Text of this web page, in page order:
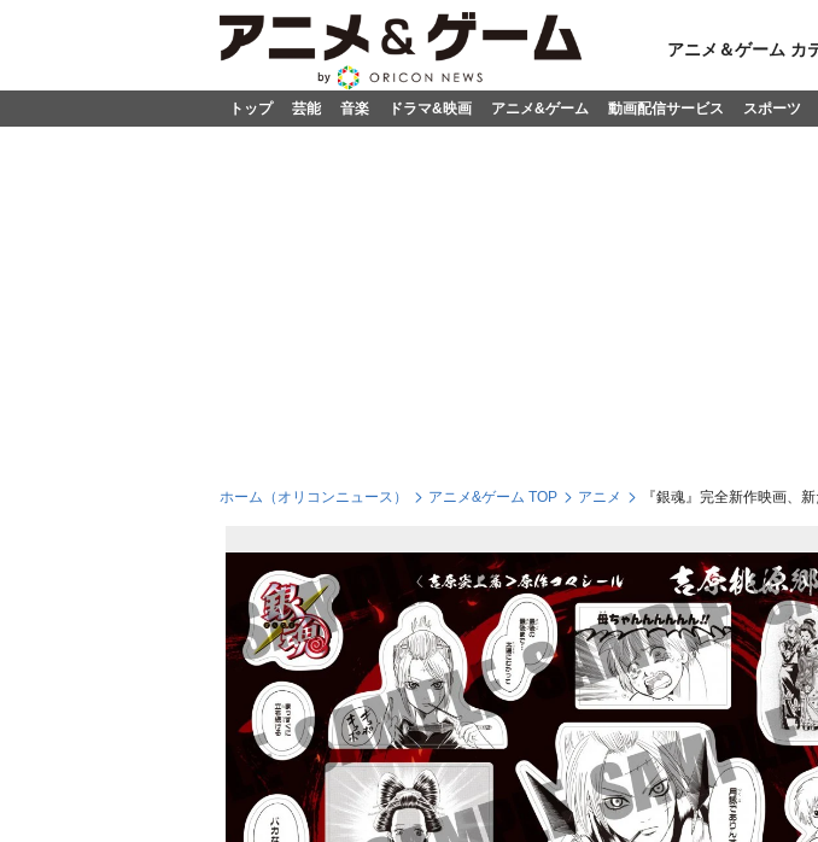
アニメ＆ゲーム カ
トップ 芸能 音楽 ドラマ&映画 アニメ&ゲーム 動画配信サービス スポーツ
ホーム（オリコンニュース） アニメ&ゲーム TOP アニメ 『銀魂』完全新作映画、